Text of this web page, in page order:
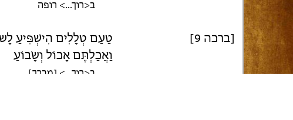
ב<רוך...> רופה
[ברכה 9]
טַעַם טְלָלִים הִישְׁפִּיעַ
וַאֲכַלְתֶּם אָכוֹל וְשָׂבוֹעַ
ב<רוך...> [מברך]